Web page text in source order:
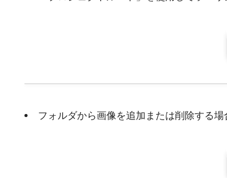
フォルダから画像を追加または削除する